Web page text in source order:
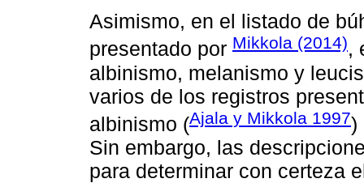
Asimismo, en el listado de
presentado por Mikkola (2014),
albinismo, melanismo y
varios de los registros
albinismo (Ajala y Mikkola 1997)
Sin embargo, las
para determinar con certeza